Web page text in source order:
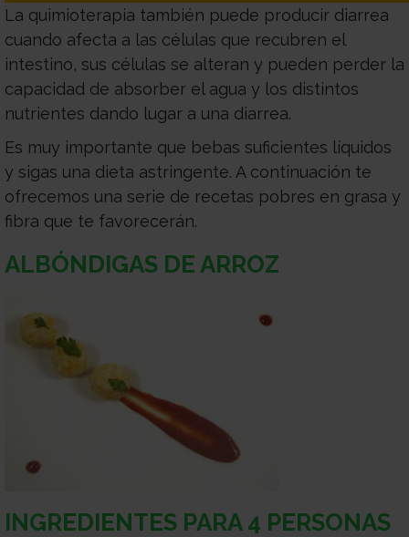
psicológico
Atención
social
Orientación
Médico
Acompañamiento
La quimioterapia también puede producir diarrea
cuando afecta a las células que recubren el
intestino, sus células se alteran y pueden perder la
capacidad de absorber el agua y los distintos
nutrientes dando lugar a una diarrea.
Es muy importante que bebas suficientes líquidos
y sigas una dieta astringente. A continuación te
ofrecemos una serie de recetas pobres en grasa y
fibra que te favorecerán.
ALBÓNDIGAS DE ARROZ
INGREDIENTES PARA 4 PERSONAS